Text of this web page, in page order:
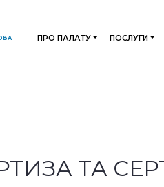
ПРО ПАЛАТУ ПОСЛУГИ
ТА